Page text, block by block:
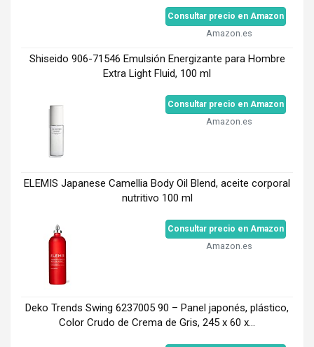
Consultar precio en Amazon
Amazon.es
Shiseido 906-71546 Emulsión Energizante para Hombre
Extra Light Fluid, 100 ml
Consultar precio en Amazon
Amazon.es
ELEMIS Japanese Camellia Body Oil Blend, aceite corporal
nutritivo 100 ml
Consultar precio en Amazon
Amazon.es
Deko Trends Swing 6237005 90 – Panel japonés, plástico,
Color Crudo de Crema de Gris, 245 x 60 x...